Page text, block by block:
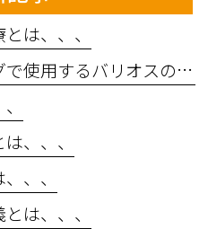
は、、、
歯科検診、クリーニングで使用するバリオスの効果とは、、、
、、、
、、
は、、、